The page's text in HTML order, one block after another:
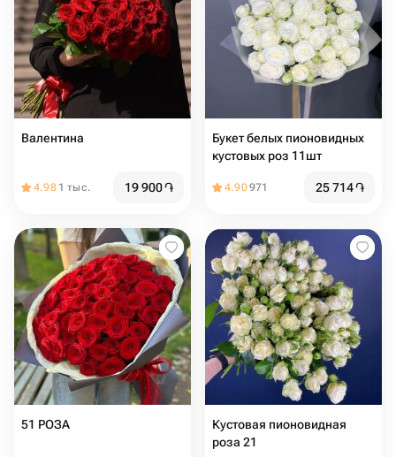
Валентина
4.98 1 тыс. 19 900֏
Букет белых пионовидных
кустовых роз 11шт
4.90971 25 714֏
51 РОЗА
Кустовая пионовидная
роза 21